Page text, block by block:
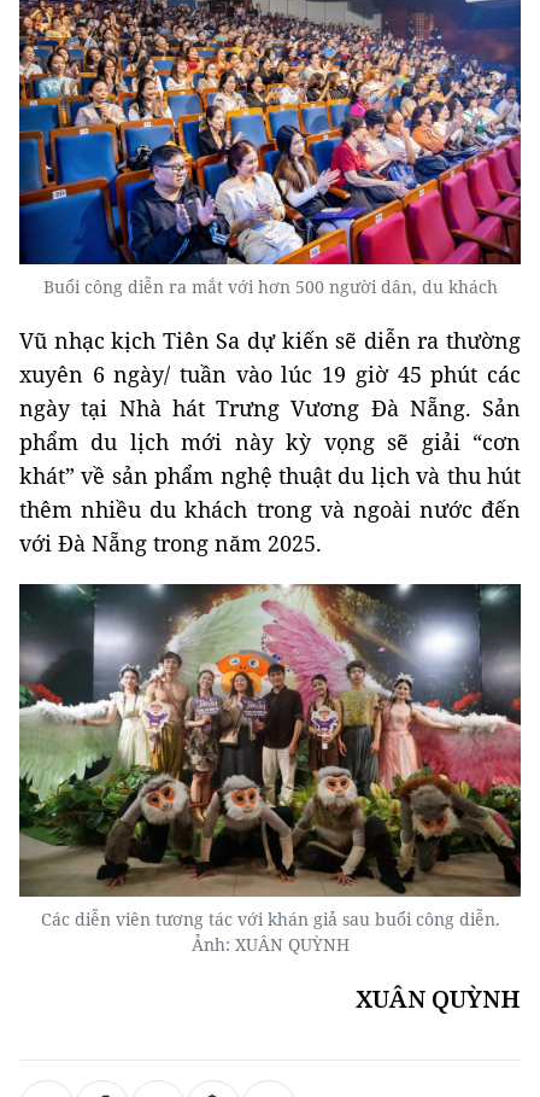
Buổi công diễn ra mắt với hơn 500 người dân, du khách
Vũ nhạc kịch Tiên Sa dự kiến sẽ diễn ra thường
xuyên 6 ngày/ tuần vào lúc 19 giờ 45 phút các
ngày tại Nhà hát Trưng Vương Đà Nẵng. Sản
phẩm du lịch mới này kỳ vọng sẽ giải “cơn
khát” về sản phẩm nghệ thuật du lịch và thu hút
thêm nhiều du khách trong và ngoài nước đến
với Đà Nẵng trong năm 2025.
Các diễn viên tương tác với khán giả sau buổi công diễn.
Ảnh: XUÂN QUỲNH
XUÂN QUỲNH